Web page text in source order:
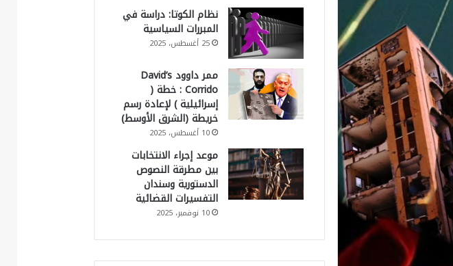
نظام الكوتا: دراسة في
المبررات السياسية
25 أغسطس، 2025
ممر داوود David’s
Corrido : خطة (
إسرائيلية ) لإعادة رسم
خريطة (الشرق الأوسط)
10 أغسطس، 2025
موعد إجراء الانتخابات
بين مطرقة النصوص
الدستورية وسندان
التفسيرات القضائية
10 نوفمبر، 2025